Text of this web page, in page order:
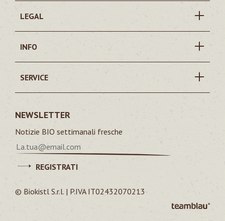
LEGAL
INFO
SERVICE
NEWSLETTER
Notizie BIO settimanali fresche
REGISTRATI
© Biokistl S.r.l. | P.IVA IT02432070213